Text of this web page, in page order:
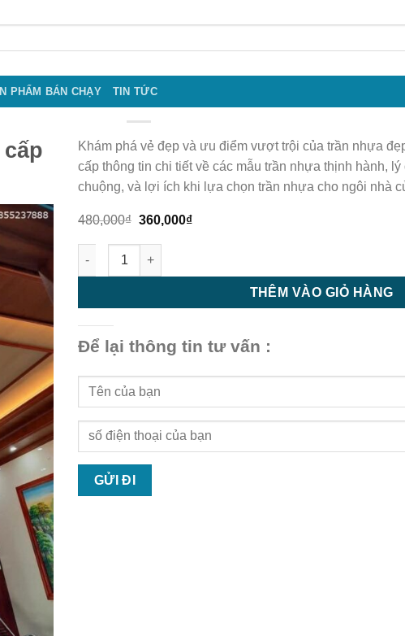
PHẨM BÁN CHẠY TIN TỨC
Khám phá vẻ đẹp và ưu điểm vượt trội của trần nhựa
cấp thông tin chi tiết về các mẫu trần nhựa thịnh hành,
chuộng, và lợi ích khi lựa chọn trần nhựa cho ngôi nhà
480,000₫ Giá
là:
480,000₫.
360,000₫Giá
Trần nhựa - trần nhựa giật cấp - M85 số lượng
THÊM VÀO GIỎ HÀNG
Để lại thông tin tư vấn :